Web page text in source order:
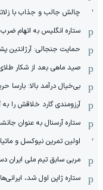
چالش جالب و جذاب با
ستاره انگلیس به اتهام
حمایت جنجالی: آرژانتین
صید ماهی بعد از شکار
بی‌خیال درآمد بالا: بارسا
آرزومندی گارد خلاقش را به
ستاره آرسنال به عنوان
اولین تمرین نیوکسل و
مربی سابق تیم ملی ایران
ستاره ژاپن اول شد،